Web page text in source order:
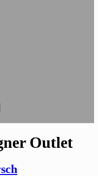
Outlet